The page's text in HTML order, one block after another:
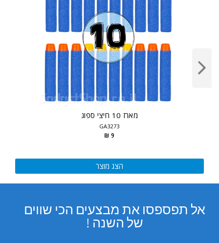
מארז 10 חיצי ספוג
GA3273
9 ₪
הצג מוצר
אל תפספסו את מבצעים הכי שווים
של השנה !